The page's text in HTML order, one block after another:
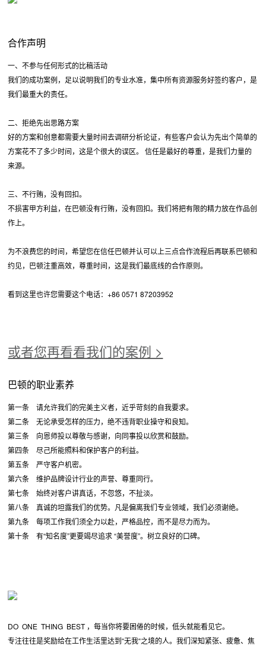
合作声明
一、不参与任何形式的比稿活动
我们的成功案例，足以说明我们的专业水准，集中所有资源服务好签约客户，是
我们最重大的责任。
二、拒绝先出思路方案
好的方案和创意都需要大量时间去调研分析论证，有些客户会认为先出个简单的
方案花不了多少时间，这是个很大的误区。 信任是最好的尊重，是我们力量的
来源。
三、不行贿，没有回扣。
不损害甲方利益，在巴顿没有行贿，没有回扣。我们将把有限的精力放在作品创
作上。
为不浪费您的时间，希望您在信任巴顿并认可以上三点合作流程后再联系巴顿和
约见，巴顿注重高效，尊重时间，这是我们最底线的合作原则。
看到这里也许您需要这个电话：+86 0571 87203952
或者您再看看我们的案例 >
巴顿的职业素养
第一条 请允许我们的完美主义者，近乎苛刻的自我要求。
第二条 无论承受怎样的压力，绝不违背职业操守和良知。
第三条 向恩师投以尊敬与感谢，向同事投以欣赏和鼓励。
第四条 尽己所能照料和保护客户的利益。
第五条 严守客户机密。
第六条 维护品牌设计行业的声誉、尊重同行。
第七条 始终对客户讲真话，不忽悠，不扯淡。
第八条 真诚的坦露我们的优势。凡是偏离我们专业领域，我们必须谢绝。
第九条 每项工作我们须全力以赴，严格品控，而不是尽力而为。
第十条 有“知名度”更要竭尽追求 “美誉度”。树立良好的口碑。
DO ONE THING BEST ，每当你将要困倦的时候，低头就能看见它。
专注往往是奖励给在工作生活里达到“无我“之境的人。我们深知紧张、疲惫、焦